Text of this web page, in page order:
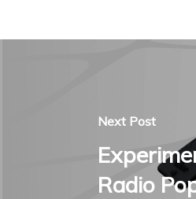
Next Post
Radio